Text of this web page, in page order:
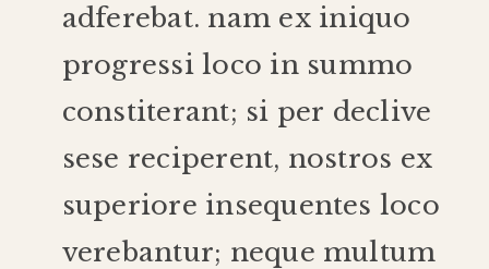
adferebat. nam ex iniquo
progressi loco in summo
constiterant; si per declive
sese reciperent, nostros ex
superiore insequentes loco
verebantur; neque multum